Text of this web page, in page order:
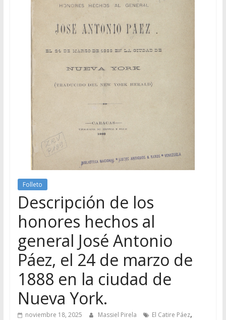
Folleto
Descripción de los
honores hechos al
general José Antonio
Páez, el 24 de marzo de
1888 en la ciudad de
Nueva York.
noviembre 18, 2025 Massiel Pirela El Catire Páez,